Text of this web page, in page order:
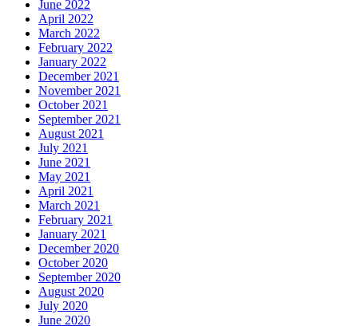
June 2022
April 2022
March 2022
February 2022
January 2022
December 2021
November 2021
October 2021
September 2021
August 2021
July 2021
June 2021
May 2021
April 2021
March 2021
February 2021
January 2021
December 2020
October 2020
September 2020
August 2020
July 2020
June 2020